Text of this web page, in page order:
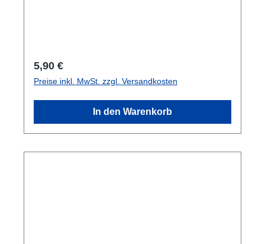
Regulärer Preis:
5,90 €
Preise inkl. MwSt. zzgl. Versandkosten
In den Warenkorb